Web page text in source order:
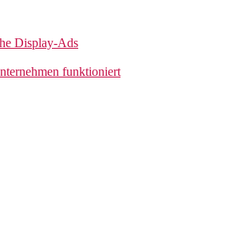
Display-Ads
funktioniert